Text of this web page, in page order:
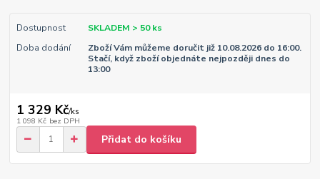
Dostupnost
SKLADEM > 50 ks
Doba dodání
Zboží Vám můžeme doručit již 10.08.2026 do 16:00.
Stačí, když zboží objednáte nejpozději dnes do
13:00
1 329 Kč/ks
1 098 Kč bez DPH
Přidat do košíku